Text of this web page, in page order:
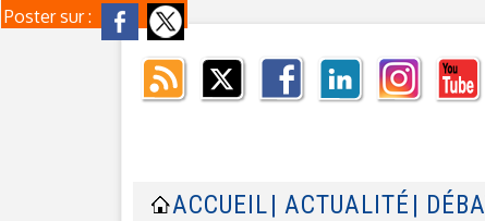
Poster sur :
ACCUEIL | ACTUALITÉ |